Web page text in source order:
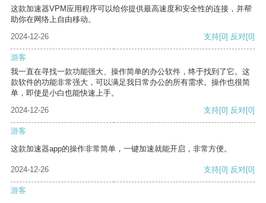
这款加速器VPM应用程序可以给你提供最高速度和安全性的连接，并帮
助你在网络上自由移动。
2024-12-26
支持[0] 反对[0]
游客
我一直在寻找一款功能强大、操作简单的办公软件，终于找到了它。这
款软件的功能非常强大，可以满足我日常办公的所有需求。操作也很简
单，即使是小白也能快速上手。
2024-12-26
支持[0] 反对[0]
游客
这款加速器app的操作非常简单，一键加速就能开启，非常方便。
2024-12-26 支持[0] 反对[0]
游客